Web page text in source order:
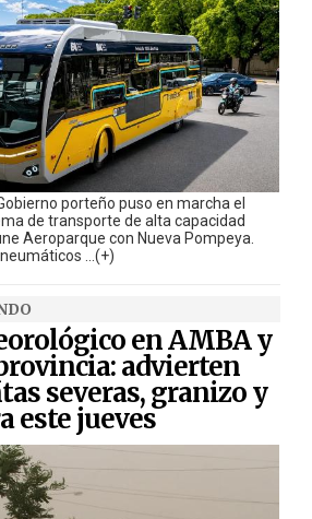
porteño puso en marcha el
de transporte de alta capacidad
Aeroparque con Nueva Pompeya.
...(+)
en AMBA y
advierten
severas, granizo y
este jueves